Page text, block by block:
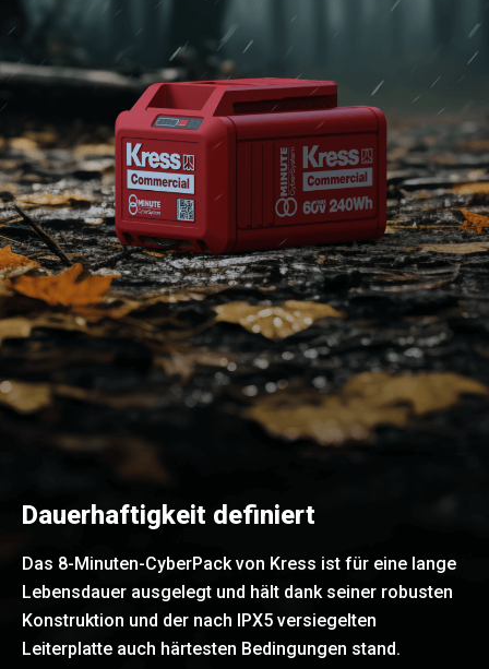
Dauerhaftigkeit definiert
Das 8-Minuten-CyberPack von Kress ist für eine lange
Lebensdauer ausgelegt und hält dank seiner robusten
Konstruktion und der nach IPX5 versiegelten
Leiterplatte auch härtesten Bedingungen stand.